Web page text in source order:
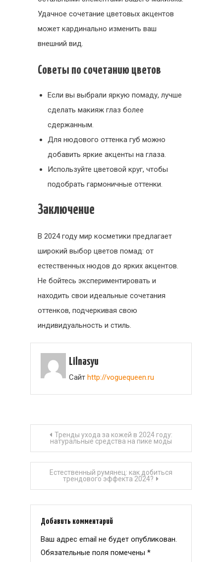
Удачное сочетание цветовых акцентов
может кардинально изменить ваш
внешний вид.
Советы по сочетанию цветов
Если вы выбрали яркую помаду, лучше
сделать макияж глаз более
сдержанным.
Для нюдового оттенка губ можно
добавить яркие акценты на глаза.
Используйте цветовой круг, чтобы
подобрать гармоничные оттенки.
Заключение
В 2024 году мир косметики предлагает
широкий выбор цветов помад: от
естественных нюдов до ярких акцентов.
Не бойтесь экспериментировать и
находить свои идеальные сочетания
оттенков, подчеркивая свою
индивидуальность и стиль.
Lilnasyu
Сайт http://voguequeen.ru
Навигация
записям
Тренды ухода за кожей в 2024 году:
натуральные средства на пике моды
Естественный румянец: как добиться
трендового эффекта 2024?
Добавить комментарий
Ваш адрес email не будет опубликован.
Обязательные поля помечены *